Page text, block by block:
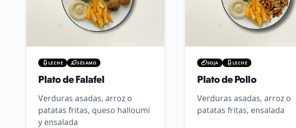
LECHE SÉSAMO
Plato de Falafel
Verduras asadas, arroz o
patatas fritas, queso halloumi
y ensalada
SOJA LECHE
Plato de Pollo
Verduras asadas, arroz o
patatas fritas, ensalada